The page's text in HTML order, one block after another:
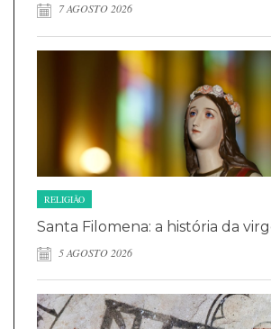
7 AGOSTO 2026
RELIGIÃO
Santa Filomena: a história da
5 AGOSTO 2026